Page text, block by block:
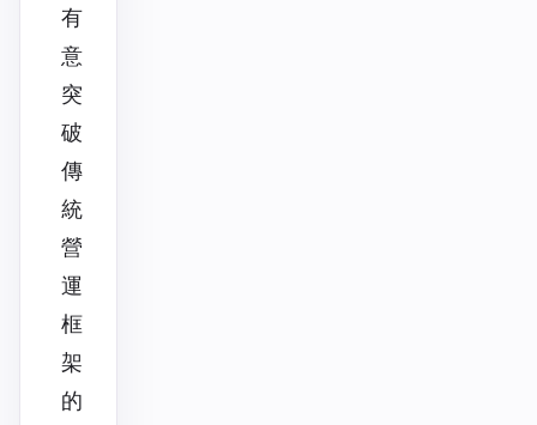
有
意
突
破
傳
統
營
運
框
架
的